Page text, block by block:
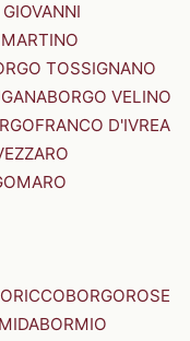
TOSSIGNANO
BORGO VELINO
D'IVREA
BORGOROSE
BORMIO